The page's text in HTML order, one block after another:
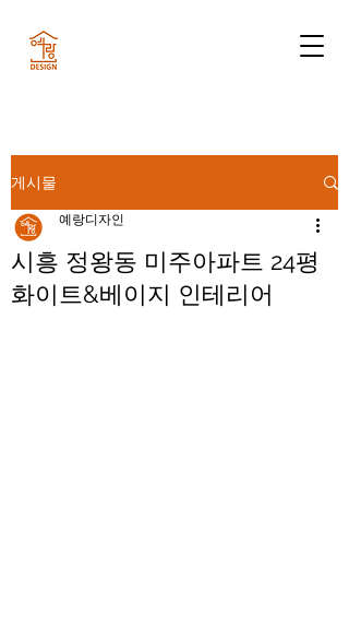
게시물
시흥 정왕동 미주아파트 24평
화이트&베이지 인테리어
예랑디자인